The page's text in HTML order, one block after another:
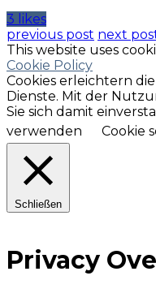
3 likes
previous post next
This website uses
Cookie Policy
Cookies erleichtern
Dienste. Mit der
Sie sich damit
verwenden
Cookie
Schließen
Privacy